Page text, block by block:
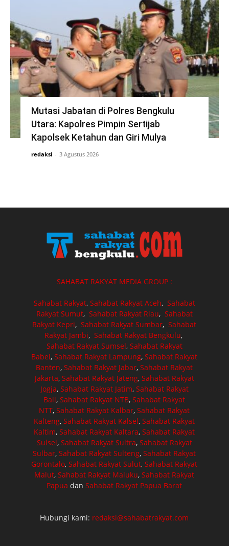
Mutasi Jabatan di Polres Bengkulu
Utara: Kapolres Pimpin Sertijab
Kapolsek Ketahun dan Giri Mulya
redaksi - 3 Agustus 2026
SAHABAT RAKYAT MEDIA GROUP :
Sahabat Rakyat, Sahabat Rakyat Aceh, Sahabat
Rakyat Sumut, Sahabat Rakyat Riau, Sahabat
Rakyat Kepri,Sahabat Rakyat Sumbar,Sahabat
Rakyat Jambi, Sahabat Rakyat Bengkulu,
Sahabat Rakyat Sumsel, Sahabat Rakyat
Babel,Sahabat Rakyat Lampung,Sahabat Rakyat
Banten,Sahabat Rakyat Jabar,Sahabat Rakyat
Jakarta, Sahabat Rakyat Jateng, Sahabat Rakyat
Jogja, Sahabat Rakyat Jatim, Sahabat Rakyat
Bali,Sahabat Rakyat NTB,Sahabat Rakyat
NTT,Sahabat Rakyat Kalbar,Sahabat Rakyat
Kalteng,Sahabat Rakyat Kalsel,Sahabat Rakyat
Kaltim,Sahabat Rakyat Kaltara,Sahabat Rakyat
Sulsel, Sahabat Rakyat Sultra, Sahabat Rakyat
Sulbar,Sahabat Rakyat Sulteng,Sahabat Rakyat
Gorontalo,Sahabat Rakyat Sulut,Sahabat Rakyat
Malut,Sahabat Rakyat Maluku,Sahabat Rakyat
Papua danSahabat Rakyat Papua Barat
Hubungi kami: redaksi@sahabatrakyat.com